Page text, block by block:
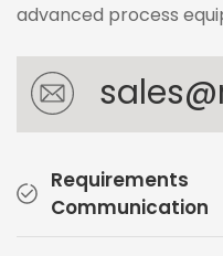
advanced process
Requirements
Communication